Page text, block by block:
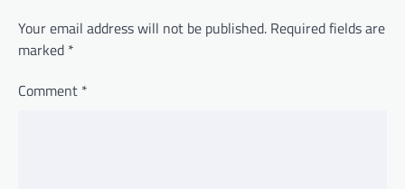
Your email address will not be published. Required fields are
marked *
Comment *